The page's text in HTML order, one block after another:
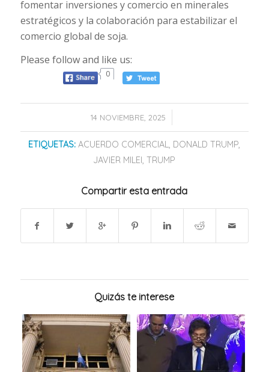
fomentar inversiones y comercio en minerales
estratégicos y la colaboración para estabilizar el
comercio global de soja.
Please follow and like us:
0
14 NOVIEMBRE, 2025
/
ETIQUETAS: ACUERDO COMERCIAL, DONALD TRUMP,
JAVIER MILEI,TRUMP
Compartir esta entrada
Quizás te interese